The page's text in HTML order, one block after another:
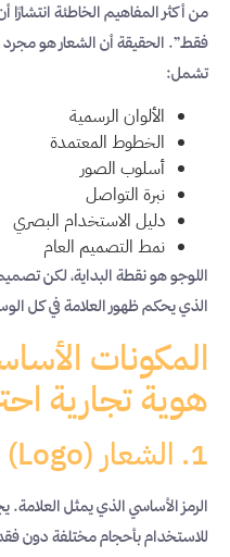
من أكثر المفاهيم الخاطئة انتشارًا
فقط”. الحقيقة أن الشعار هو
تشمل:
الألوان الرسمية
الخطوط المعتمدة
أسلوب الصور
نبرة التواصل
دليل الاستخدام البصري
نمط التصميم العام
اللوجو هو نقطة البداية، لكن
الذي يحكم ظهور العلامة في كل
المكونات
هوية تجارية
1. الشعار (Logo)
الرمز الأساسي الذي يمثل
للاستخدام بأحجام مختلفة دون